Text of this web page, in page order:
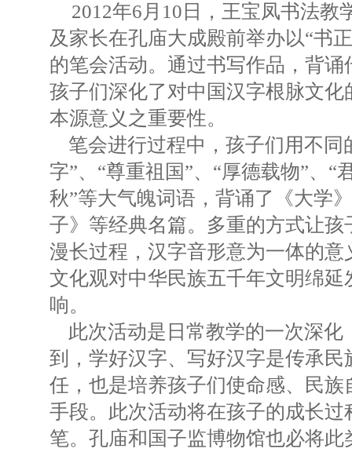
2012年6月10日，王宝凤书法教
及家长在孔庙大成殿前举办以“书
的笔会活动。通过书写作品，背
孩子们深化了对中国汉字根脉文
本源意义之重要性。
笔会进行过程中，孩子们用不同
字”、“尊重祖国”、“厚德载物”、“
秋”等大气魄词语，背诵了《大学
子》等经典名篇。多重的方式让
漫长过程，汉字音形意为一体的意
文化观对中华民族五千年文明绵延
响。
此次活动是日常教学的一次深化
到，学好汉字、写好汉字是传承
任，也是培养孩子们使命感、民
手段。此次活动将在孩子的成长
笔。孔庙和国子监博物馆也必将